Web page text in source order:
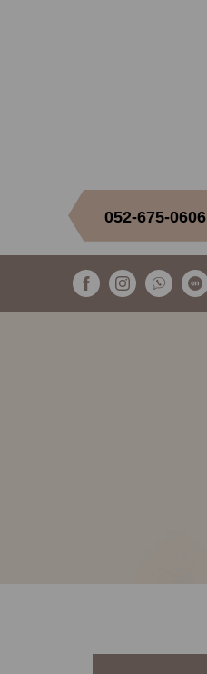
052-675-0606